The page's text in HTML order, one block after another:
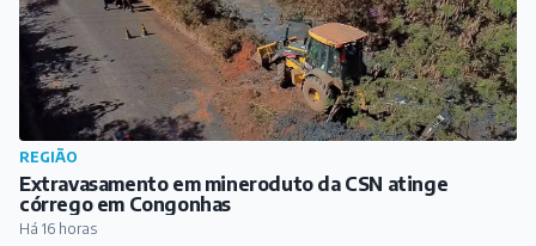
REGIÃO
Extravasamento em mineroduto da CSN atinge
córrego em Congonhas
Há 16 horas